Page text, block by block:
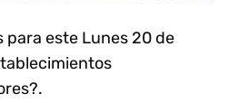
para este Lunes 20 de